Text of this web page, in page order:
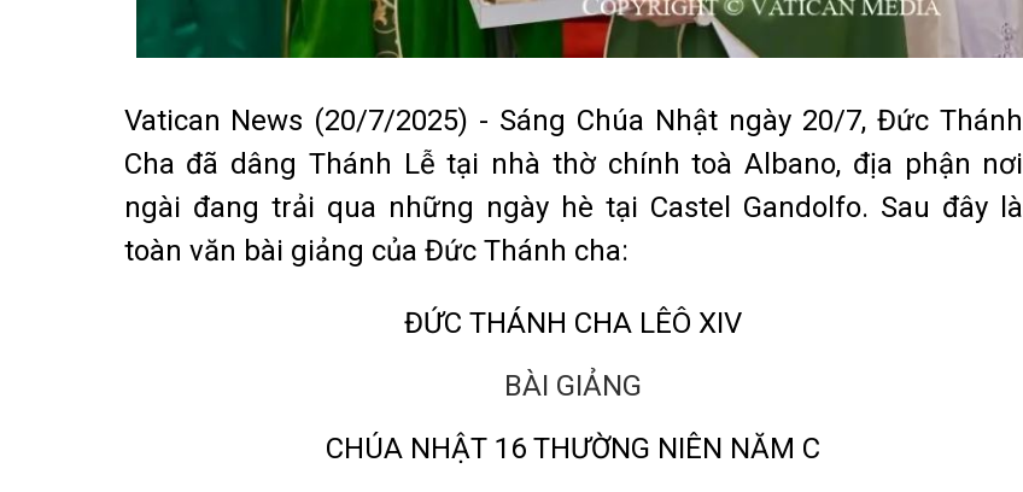
Vatican News (20/7/2025) - Sáng Chúa Nhật ngày 20/7, Đức Thánh
Cha đã dâng Thánh Lễ tại nhà thờ chính toà Albano, địa phận nơi
ngài đang trải qua những ngày hè tại Castel Gandolfo. Sau đây là
toàn văn bài giảng của Đức Thánh cha:
ĐỨC THÁNH CHA LÊÔ XIV
BÀI GIẢNG
CHÚA NHẬT 16 THƯỜNG NIÊN NĂM C